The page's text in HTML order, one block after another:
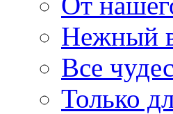
Нежный
Все
Только